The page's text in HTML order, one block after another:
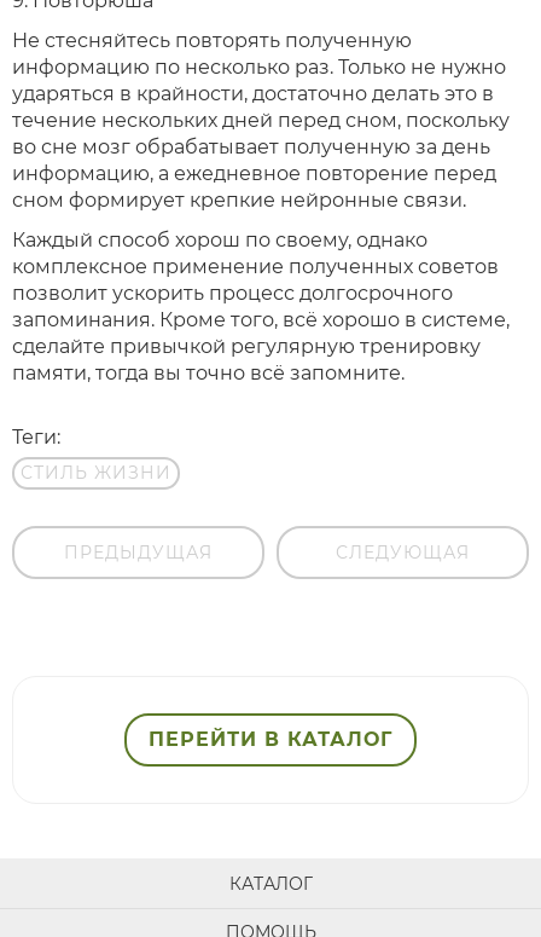
Не стесняйтесь повторять полученную
информацию по несколько раз. Только не нужно
ударяться в крайности, достаточно делать это в
течение нескольких дней перед сном, поскольку
во сне мозг обрабатывает полученную за день
информацию, а ежедневное повторение перед
сном формирует крепкие нейронные связи.
Каждый способ хорош по своему, однако
комплексное применение полученных советов
позволит ускорить процесс долгосрочного
запоминания. Кроме того, всё хорошо в системе,
сделайте привычкой регулярную тренировку
памяти, тогда вы точно всё запомните.
Теги:
СТИЛЬ ЖИЗНИ
ПРЕДЫДУЩАЯ СЛЕДУЮЩАЯ
ПЕРЕЙТИ В КАТАЛОГ
КАТАЛОГ
ПОМОЩЬ